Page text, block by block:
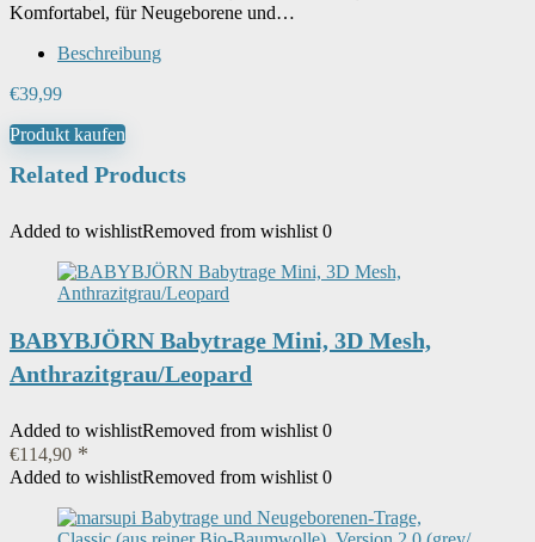
Komfortabel, für Neugeborene und…
Beschreibung
€39,99
Produkt kaufen
Related Products
Added to wishlistRemoved from wishlist 0
BABYBJÖRN Babytrage Mini, 3D Mesh,
Anthrazitgrau/Leopard
Added to wishlistRemoved from wishlist 0
€114,90
Added to wishlistRemoved from wishlist 0